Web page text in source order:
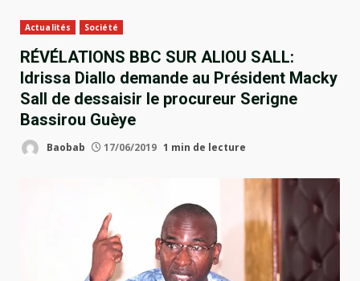
Actualités Société
RÉVÉLATIONS BBC SUR ALIOU SALL:
Idrissa Diallo demande au Président Macky
Sall de dessaisir le procureur Serigne
Bassirou Guèye
Baobab 17/06/2019 1 min de lecture